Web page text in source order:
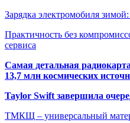
Зарядка электромобиля
Практичность без
сервиса
Самая детальная
13,7 млн космических
Taylor Swift завершила
ТМКЩ – универсальный